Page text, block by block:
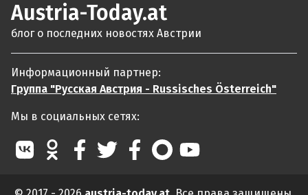
Austria-Today.at
блог о последних новостях Австрии
Информационный партнер:
Группа "Русская Австрия - Russisches Österreich"
Мы в социальных сетях: